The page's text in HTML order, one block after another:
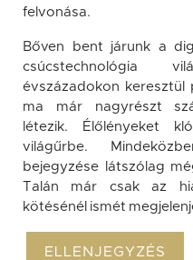
felvonása.
Bőven bent járunk a
csúcstechnológia
évszázadokon
ma már nagyrészt
létezik. Élőlényeket
világűrbe.
bejegyzése látszólag
Talán már csak az
kötésénél ismét
ELLENJEGYZÉS